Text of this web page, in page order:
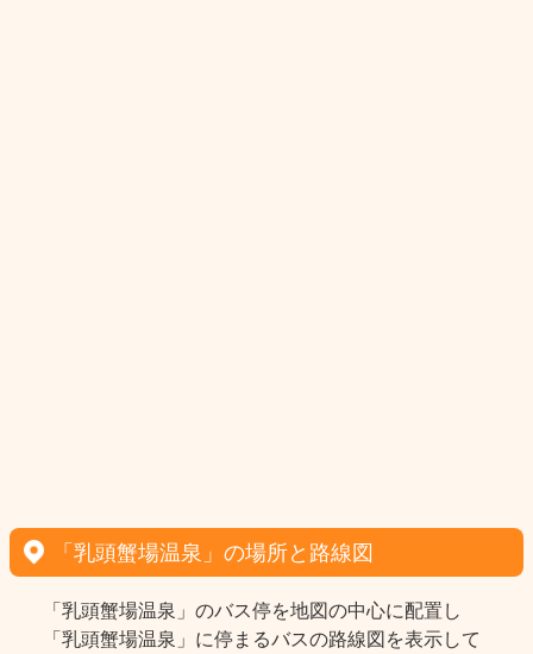
「乳頭蟹場温泉」の場所と路線図
「乳頭蟹場温泉」のバス停を地図の中心に配置し
「乳頭蟹場温泉」に停まるバスの路線図を表示して